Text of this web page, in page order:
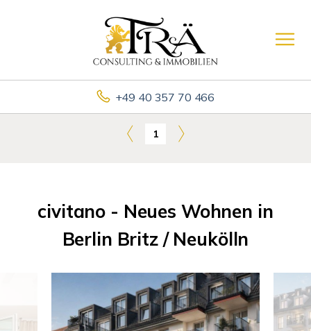
+49 40 357 70 466
1
civitano - Neues Wohnen in
Berlin Britz / Neukölln